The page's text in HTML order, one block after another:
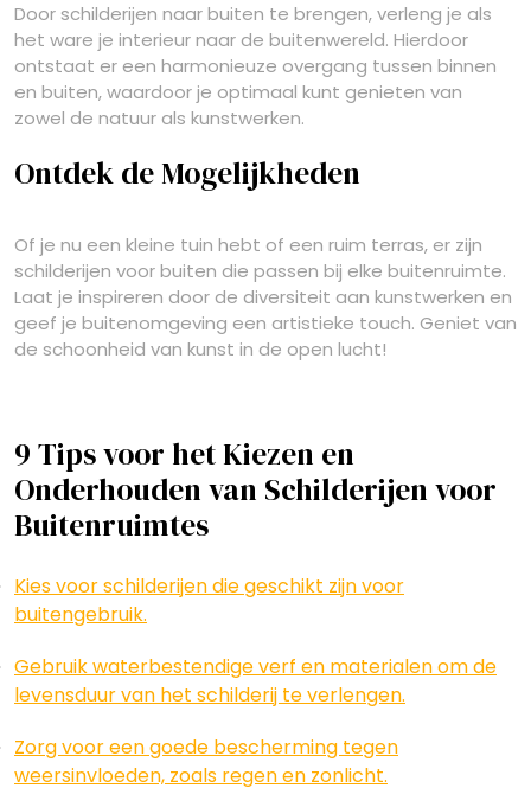
Door schilderijen naar buiten te brengen, verleng je als
het ware je interieur naar de buitenwereld. Hierdoor
ontstaat er een harmonieuze overgang tussen binnen
en buiten, waardoor je optimaal kunt genieten van
zowel de natuur als kunstwerken.
Ontdek de Mogelijkheden
Of je nu een kleine tuin hebt of een ruim terras, er zijn
schilderijen voor buiten die passen bij elke buitenruimte.
Laat je inspireren door de diversiteit aan kunstwerken en
geef je buitenomgeving een artistieke touch. Geniet van
de schoonheid van kunst in de open lucht!
9 Tips voor het Kiezen en
Onderhouden van Schilderijen voor
Buitenruimtes
Kies voor schilderijen die geschikt zijn voor
buitengebruik.
Gebruik waterbestendige verf en materialen om de
levensduur van het schilderij te verlengen.
Zorg voor een goede bescherming tegen
weersinvloeden, zoals regen en zonlicht.